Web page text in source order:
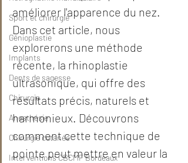
Sport et chirurgie
Génioplastie
Implants
Dents de sagesse
Chirurgie
Anesthésie
Chirurgie cutanée
Interventions CBCMF Bordeaux
améliorer l'apparence du nez.
Dans cet article, nous
explorerons une méthode
récente, la rhinoplastie
ultrasonique, qui offre des
résultats précis, naturels et
harmonieux. Découvrons
comment cette technique de
pointe peut mettre en valeur la